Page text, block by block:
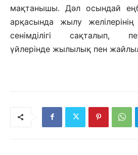
мақтанышы. Дәл осындай
арқасында жылу
сенімділігі сақталып,
үйлерінде жылылық пен